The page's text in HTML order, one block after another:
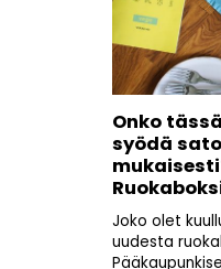
Onko
syödä
Joko olet
uudesta